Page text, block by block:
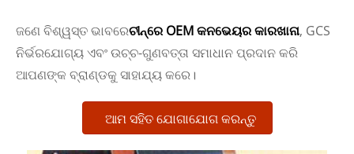
ଜଣେ ବିଶ୍ୱସ୍ତ ଭାବରେଚୀନ୍‌ରେ OEM କନଭେୟର କାରଖାନା, GCS
ନିର୍ଭରଯୋଗ୍ୟ ଏବଂ ଉଚ୍ଚ-ଗୁଣବତ୍ତା ସମାଧାନ ପ୍ରଦାନ କରି
ଆପଣଙ୍କ ବ୍ରାଣ୍ଡକୁ ସାହାଯ୍ୟ କରେ।
ଆମ ସହିତ ଯୋଗାଯୋଗ କରନ୍ତୁ